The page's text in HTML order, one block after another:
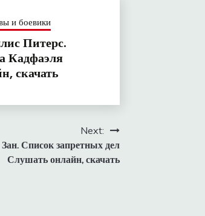
и боевики
Питерс.
Кадфаэля
скачать
Next:
Список запретных дел
Слушать онлайн, скачать